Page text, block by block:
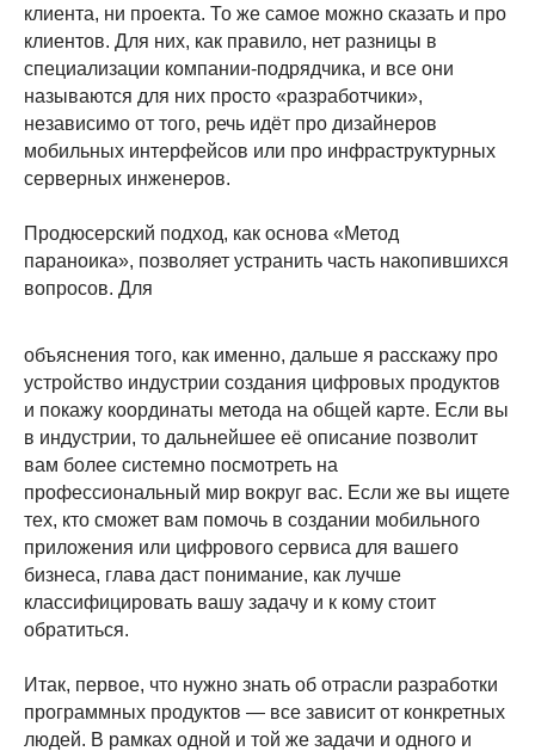
клиента, ни проекта. То же самое можно сказать и про
клиентов. Для них, как правило, нет разницы в
специализации компании-подрядчика, и все они
называются для них просто «разработчики»,
независимо от того, речь идёт про дизайнеров
мобильных интерфейсов или про инфраструктурных
серверных инженеров.
Продюсерский подход, как основа «Метод
параноика», позволяет устранить часть накопившихся
вопросов. Для
объяснения того, как именно, дальше я расскажу про
устройство индустрии создания цифровых продуктов
и покажу координаты метода на общей карте. Если вы
в индустрии, то дальнейшее её описание позволит
вам более системно посмотреть на
профессиональный мир вокруг вас. Если же вы ищете
тех, кто сможет вам помочь в создании мобильного
приложения или цифрового сервиса для вашего
бизнеса, глава даст понимание, как лучше
классифицировать вашу задачу и к кому стоит
обратиться.
Итак, первое, что нужно знать об отрасли разработки
программных продуктов — все зависит от конкретных
людей. В рамках одной и той же задачи и одного и